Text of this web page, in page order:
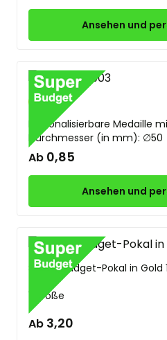
Ansehen und
GoldSilberBronze
Personalisierbare Medaille
Durchmesser (in mm): ∅50
Ab 0,85
Ansehen und
Super-Budget-Pokal in Gold
1 Größe
Ab 3,20